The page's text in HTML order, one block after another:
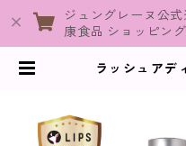
ジュングレーヌ公
康食品 ショッピング
ラッシュアデ